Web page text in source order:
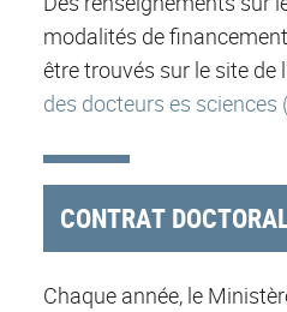
modalités de
être trouvés sur le site de l'
des docteurs es sciences
CONTRAT
Chaque année, le